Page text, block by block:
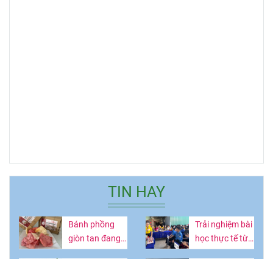
TIN HAY
Bánh phồng
giòn tan đang
hot ở Lâm
Trải nghiệm bài
học thực tế từ
vườn thanh